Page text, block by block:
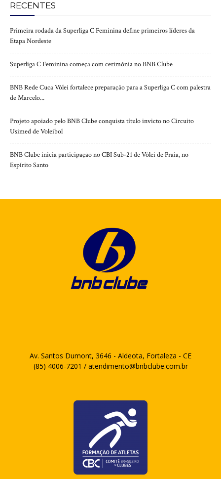
RECENTES
Primeira rodada da Superliga C Feminina define primeiros líderes da
Etapa Nordeste
Superliga C Feminina começa com cerimônia no BNB Clube
BNB Rede Cuca Vôlei fortalece preparação para a Superliga C com palestra
de Marcelo...
Projeto apoiado pelo BNB Clube conquista título invicto no Circuito
Usimed de Voleibol
BNB Clube inicia participação no CBI Sub-21 de Vôlei de Praia, no
Espírito Santo
Av. Santos Dumont, 3646 - Aldeota, Fortaleza - CE
(85) 4006-7201 / atendimento@bnbclube.com.br